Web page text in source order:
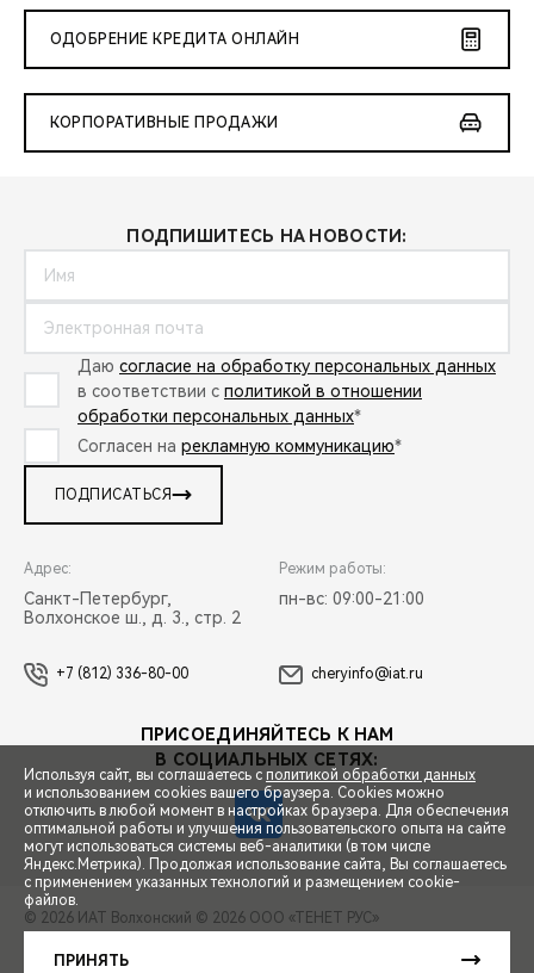
СПЕЦПРЕДЛОЖЕНИЯ
ЗАПИСЬ НА ТЕСТ-ДРАЙВ
ОДОБРЕНИЕ КРЕДИТА ОНЛАЙН
КОРПОРАТИВНЫЕ ПРОДАЖИ
ПОДПИШИТЕСЬ НА НОВОСТИ:
Даю согласие на обработку персональных данных
в соответствии с политикой в отношении
обработки персональных данных*
Согласен на рекламную коммуникацию*
ПОДПИСАТЬСЯ
Адрес:
Санкт-Петербург,
Волхонское ш., д. 3., стр. 2
Режим работы:
пн-вс: 09:00-21:00
+7 (812) 336-80-00 cheryinfo@iat.ru
ПРИСОЕДИНЯЙТЕСЬ К НАМ
В СОЦИАЛЬНЫХ СЕТЯХ:
© 2026 ИАТ Волхонский © 2026 ООО «ТЕНЕТ РУС»
Сделано в ПЕРКС
Используя сайт, вы соглашаетесь с политикой обработки данных
и использованием cookies вашего браузера. Cookies можно
отключить в любой момент в настройках браузера. Для обеспечения
оптимальной работы и улучшения пользовательского опыта на сайте
могут использоваться системы веб-аналитики (в том числе
Яндекс.Метрика). Продолжая использование сайта, Вы соглашаетесь
с применением указанных технологий и размещением cookie-
файлов.
ПРИНЯТЬ